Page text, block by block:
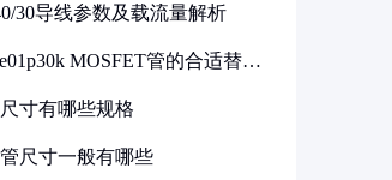
30导线参数及载流量解析
MOSFET管的合适替代
寸有哪些规格
尺寸一般有哪些